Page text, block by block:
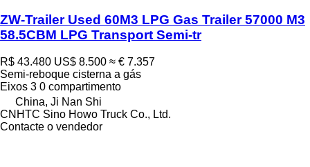
ZW-Trailer Used 60M3 LPG Gas Trailer 57000 M3
58.5CBM LPG Transport Semi-tr
R$ 43.480 US$ 8.500 ≈ € 7.357
Semi-reboque cisterna a gás
Eixos 3 0 compartimento
China, Ji Nan Shi
CNHTC Sino Howo Truck Co., Ltd.
Contacte o vendedor